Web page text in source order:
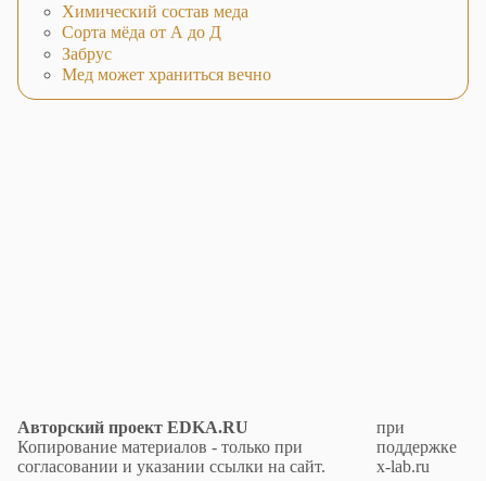
Химический состав меда
Сорта мёда от А до Д
Забрус
Мед может храниться вечно
Авторский проект EDKA.RU
Копирование материалов - только при
согласовании и указании ссылки на сайт.
при
поддержке
x-lab.ru